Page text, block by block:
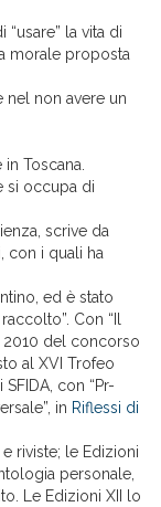
“usare” la vita di
morale proposta
nel non avere un
Toscana.
si occupa di
scrive da
con i quali ha
ed è stato
Con “Il
2010 del concorso
al XVI Trofeo
con “Pr-
in Riflessi di
riviste; le Edizioni
personale,
Le Edizioni XII lo